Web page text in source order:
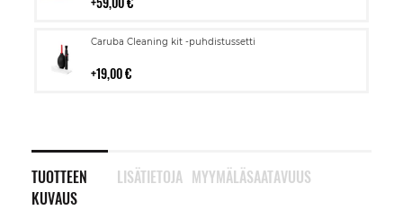
Caruba Cleaning kit -puhdistussetti
19,00 €
Lisää
TUOTTEEN
KUVAUS
LISÄTIETOJA MYYMÄLÄSAATAVUUS